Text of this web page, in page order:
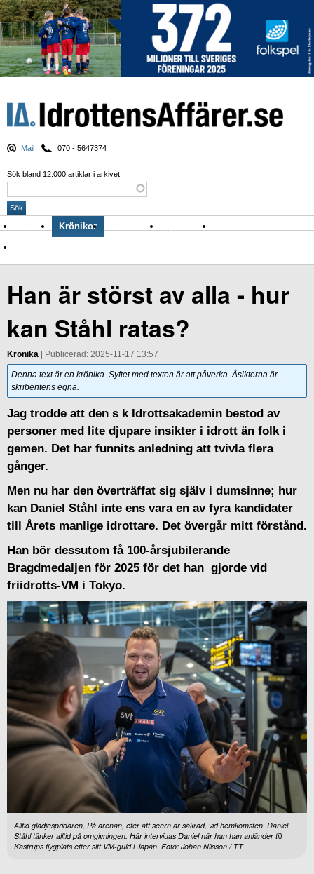
Mail 070 - 5647374
Sök bland 12.000 artiklar i arkivet:
Nyheter Krönikor Sport & spel Nyhetsbrev
Han är störst av alla - hur
kan Ståhl ratas?
Krönika | Publicerad: 2025-11-17 13:57
Denna text är en krönika. Syftet med texten är att påverka. Åsikterna är
skribentens egna.
Jag trodde att den s k Idrottsakademin bestod av
personer med lite djupare insikter i idrott än folk i
gemen. Det har funnits anledning att tvivla flera
gånger.
Men nu har den överträffat sig själv i dumsinne; hur
kan Daniel Ståhl inte ens vara en av fyra kandidater
till Årets manlige idrottare. Det övergår mitt förstånd.
Han bör dessutom få 100-årsjubilerande
Bragdmedaljen för 2025 för det han gjorde vid
friidrotts-VM i Tokyo.
Alltid glädjespridaren, På arenan, eter att seern är säkrad, vid hemkomsten. Daniel
Ståhl tänker alltid på omgivningen. Här intervjuas Daniel när han han anländer till
Kastrups flygplats efter sitt VM-guld i Japan. Foto: Johan Nilsson / TT